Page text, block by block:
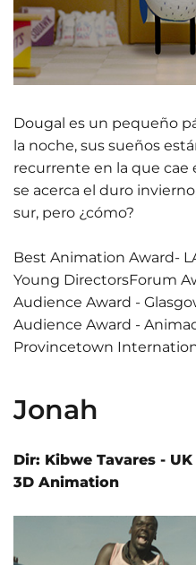
Dougal es un pequeño
la noche, sus sueños
recurrente en la que cae
se acerca el duro
sur, pero ¿cómo?
Best Animation Award-
Young DirectorsForum
Audience Award -
Audience Award -
Provincetown
Jonah
Dir: Kibwe Tavares -
3D Animation